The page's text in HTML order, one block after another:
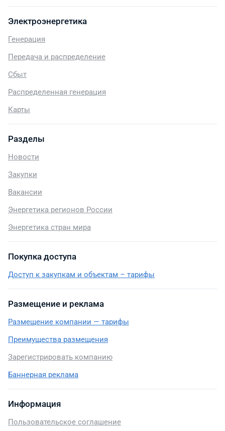
Электроэнергетика
Генерация
Передача и распределение
Сбыт
Распределенная генерация
Карты
Разделы
Новости
Закупки
Вакансии
Энергетика регионов России
Энергетика стран мира
Покупка доступа
Доступ к закупкам и объектам – тарифы
Размещение и реклама
Размещение компании — тарифы
Преимущества размещения
Зарегистрировать компанию
Баннерная реклама
Информация
Пользовательское соглашение